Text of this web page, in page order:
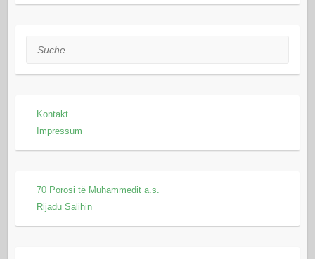
Suche
Kontakt
Impressum
70 Porosi të Muhammedit a.s.
Rijadu Salihin